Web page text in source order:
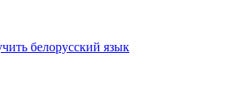
белорусский язык